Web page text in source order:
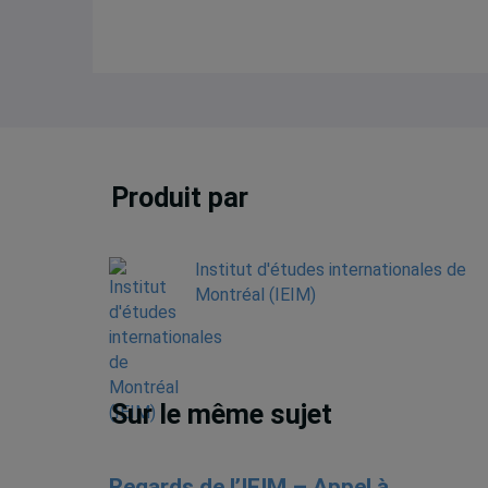
Produit par
Institut d'études internationales de
Montréal (IEIM)
Sur le même sujet